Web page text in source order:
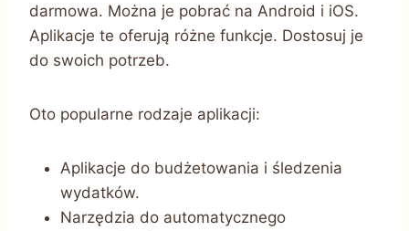
darmowa. Można je pobrać na Android i iOS.
Aplikacje te oferują różne funkcje. Dostosuj je
do swoich potrzeb.
Oto popularne rodzaje aplikacji:
Aplikacje do budżetowania i śledzenia
wydatków.
Narzędzia do automatycznego